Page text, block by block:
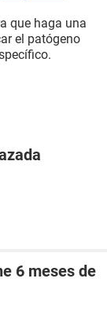
que haga una
el patógeno
6 meses de